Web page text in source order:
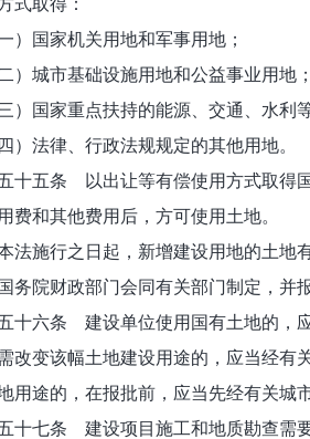
国家机关用地和军事用地；
城市基础设施用地和公益事业用地
国家重点扶持的能源、交通、水利
法律、行政法规规定的其他用地。
五条 以出让等有偿使用方式取得国
费和其他费用后，方可使用土地。
施行之日起，新增建设用地的土地有
务院财政部门会同有关部门制定，并
六条 建设单位使用国有土地的，应
改变该幅土地建设用途的，应当经有
用途的，在报批前，应当先经有关城
七条 建设项目施工和地质勘查需要